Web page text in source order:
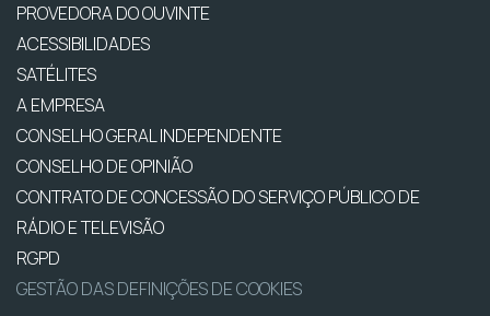
PROVEDORA DO OUVINTE
ACESSIBILIDADES
SATÉLITES
A EMPRESA
CONSELHO GERAL INDEPENDENTE
CONSELHO DE OPINIÃO
CONTRATO DE CONCESSÃO DO SERVIÇO PÚBLICO DE
RÁDIO E TELEVISÃO
RGPD
GESTÃO DAS DEFINIÇÕES DE COOKIES